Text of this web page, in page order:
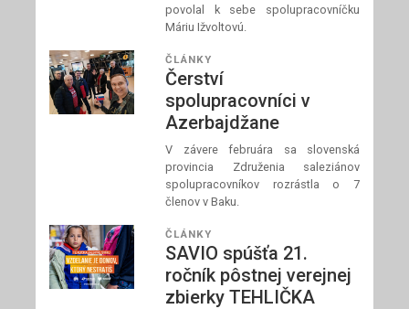
povolal k sebe spolupracovníčku
Máriu Ižvoltovú.
ČLÁNKY
Čerství
spolupracovníci v
Azerbajdžane
V závere februára sa slovenská
provincia Združenia saleziánov
spolupracovníkov rozrástla o 7
členov v Baku.
ČLÁNKY
SAVIO spúšťa 21.
ročník pôstnej verejnej
zbierky TEHLIČKA